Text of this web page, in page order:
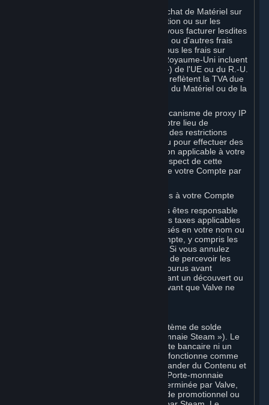
Si votre utilisation de Steam ou votre achat de Matériel sur
Steam est sujet à des taxes sur l'utilisation ou sur les
ventes, Valve est également habilité à vous facturer lesdites
taxes, en plus des frais de Souscription ou d'autres frais
figurant dans les Règles d'utilisation. Tous les frais sur
Steam dans l'Union européenne et le Royaume-Uni incluent
la taxe sur la valeur ajoutée (la « TVA ») de l'UE ou du R.-U.
Les montants de TVA perçus par Valve reflètent la TVA due
sur la valeur des Contenus et Services, du Matériel ou de la
Vous acceptez de ne pas utiliser de mécanisme de proxy IP
ni d'autre méthode visant à masquer votre lieu de
résidence, que ce soit pour contourner des restrictions
géographiques sur le contenu de jeu ou pour effectuer des
commandes ou des achats à un tarif non applicable à votre
pays, ou dans tout autre but. Le non-respect de cette
obligation peut entraîner la résiliation de votre Compte par
B. Responsabilité pour les frais associés à votre Compte
En tant que détenteur du Compte, vous êtes responsable
de tous les frais encourus, y compris les taxes applicables
et tous les achats ou commandes réalisés en votre nom ou
en celui de tout utilisateur de votre Compte, y compris les
membres de votre famille ou vos amis. Si vous annulez
votre Compte, Valve se réserve le droit de percevoir les
frais, les suppléments ou les coûts encourus avant
l'annulation. Tous les Comptes présentant un découvert ou
des impayés doivent être régularisés avant que Valve ne
Steam peut mettre à disposition un système de solde
associé à votre Compte (le « Porte-monnaie Steam »). Le
Porte-monnaie Steam n'est ni un compte bancaire ni un
quelconque instrument de paiement. Il fonctionne comme
un solde prépayé permettant de commander du Contenu et
des Services. Vous pouvez créditer ce Porte-monnaie
Steam jusqu'à une limite maximale déterminée par Valve,
par carte bancaire, carte prépayée, code promotionnel ou